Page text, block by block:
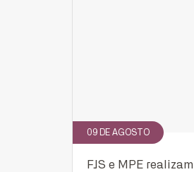
09 DE AGOSTO
FJS e MPE